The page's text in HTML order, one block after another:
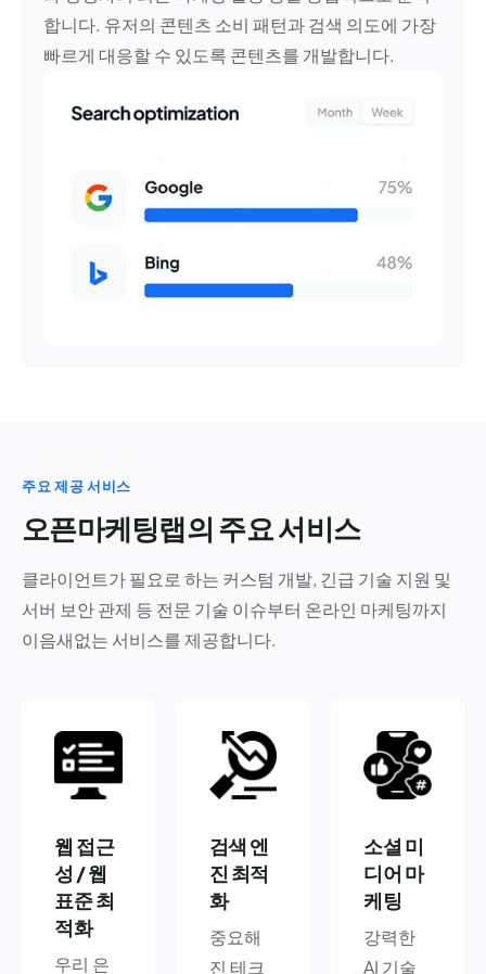
합니다. 유저의 콘텐츠 소비 패턴과 검색 의도에 가장
빠르게 대응할 수 있도록 콘텐츠를 개발합니다.
주요 제공 서비스
오픈마케팅랩의 주요 서비스
클라이언트가 필요로 하는 커스텀 개발, 긴급 기술 지원 및
서버 보안 관제 등 전문 기술 이슈부터 온라인 마케팅까지
이음새없는 서비스를 제공합니다.
웹 접근
성 / 웹
표준 최
적화
우리 은
검색 엔
진 최적
화
중요해
진 테크
소셜 미
디어 마
케팅
강력한
AI 기술